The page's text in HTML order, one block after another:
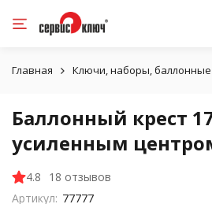
Главная Ключи, наборы,
Баллонный крест
усиленным
4.8
18 отзывов
Артикул: 77777